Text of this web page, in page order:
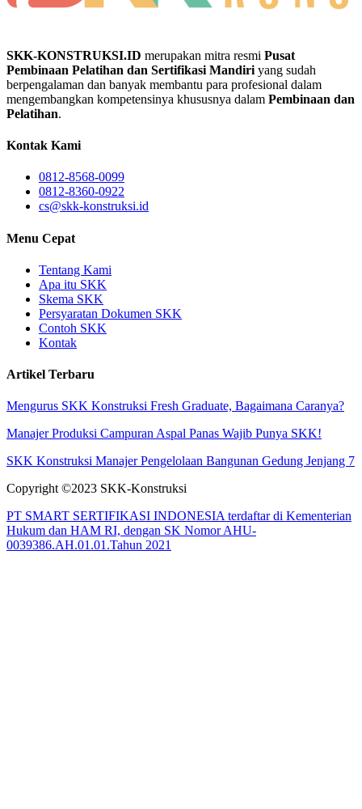
SKK-KONSTRUKSI.ID merupakan mitra resmi Pusat
Pembinaan Pelatihan dan Sertifikasi Mandiri yang sudah
berpengalaman dan banyak membantu para profesional dalam
mengembangkan kompetensinya khususnya dalam Pembinaan dan
Pelatihan.
Kontak Kami
0812-8568-0099
0812-8360-0922
cs@skk-konstruksi.id
Menu Cepat
Tentang Kami
Apa itu SKK
Skema SKK
Persyaratan Dokumen SKK
Contoh SKK
Kontak
Artikel Terbaru
Mengurus SKK Konstruksi Fresh Graduate, Bagaimana Caranya?
Manajer Produksi Campuran Aspal Panas Wajib Punya SKK!
SKK Konstruksi Manajer Pengelolaan Bangunan Gedung Jenjang 7
Copyright ©2023 SKK-Konstruksi
PT SMART SERTIFIKASI INDONESIA terdaftar di Kementerian
Hukum dan HAM RI, dengan SK Nomor AHU-
0039386.AH.01.01.Tahun 2021